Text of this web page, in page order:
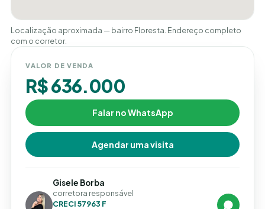
Localização aproximada — bairro Floresta. Endereço completo
com o corretor.
VALOR DE VENDA
R$ 636.000
Falar no WhatsApp
Agendar uma visita
Gisele Borba
corretora responsável
CRECI 57963 F